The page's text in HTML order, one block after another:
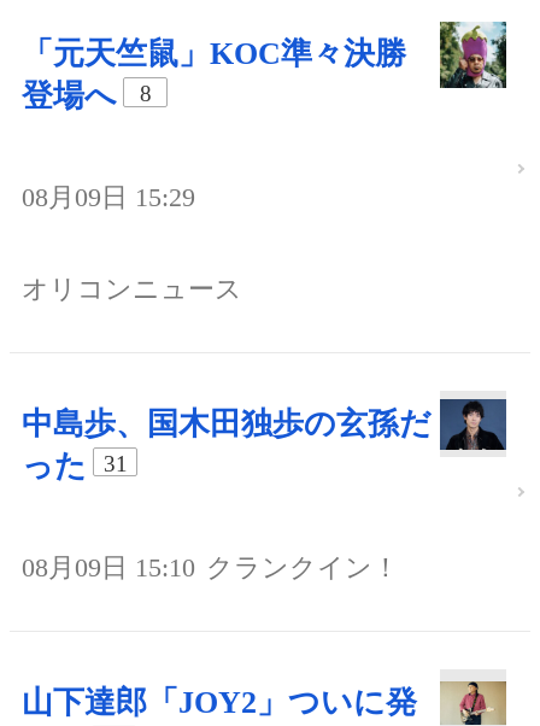
「元天竺鼠」KOC準々決勝
登場へ
8
08月09日 15:29
オリコンニュース
中島歩、国木田独歩の玄孫だ
った
31
08月09日 15:10 クランクイン！
山下達郎「JOY2」ついに発